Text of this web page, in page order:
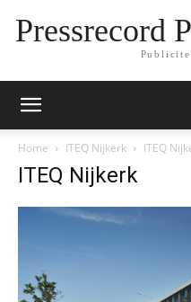
Pressrecord
Home ITEQ Nijkerk ITEQ
ITEQ Nijkerk